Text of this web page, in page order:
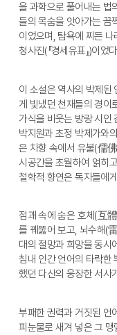
을 과학으로 풀어내는 법
들의 목숨을 앗아가는 끔
이었으며, 탐욕에 찌든
청사진(『경세유표』)이었
이 소설은 역사의 박제된
게 빛냈던 천재들의 경이
가식을 비웃는 방랑 시인
박지원과 초정 박제가와
은 차향 속에서 유불(儒
시공간을 초월하여 얽히
철학적 향연은 독자들에
점괘 속에 숨은 호체(互
를 꿰뚫어 보고, 뇌수해(
대의 절망과 희망을 동시
침내 인간 언어의 타락한
했던 다산의 웅장한 서사
부패한 권력과 거짓된 언
피눈물로 새겨 넣은 그